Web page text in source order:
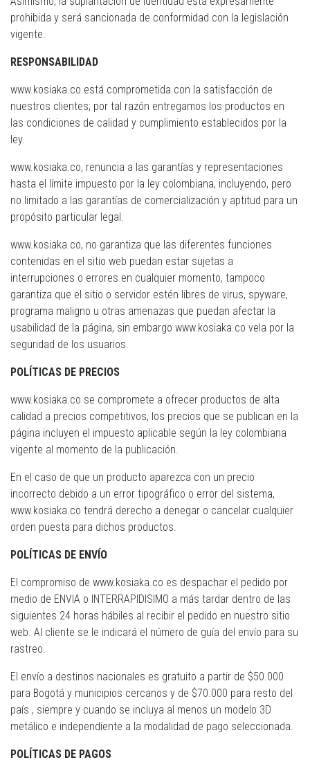
prohibida y será sancionada de conformidad con la legislación
vigente.
RESPONSABILIDAD
www.kosiaka.co está comprometida con la satisfacción de
nuestros clientes; por tal razón entregamos los productos en
las condiciones de calidad y cumplimiento establecidos por la
ley.
www.kosiaka.co, renuncia a las garantías y representaciones
hasta el límite impuesto por la ley colombiana, incluyendo, pero
no limitado a las garantías de comercialización y aptitud para un
propósito particular legal.
www.kosiaka.co, no garantiza que las diferentes funciones
contenidas en el sitio web puedan estar sujetas a
interrupciones o errores en cualquier momento, tampoco
garantiza que el sitio o servidor estén libres de virus, spyware,
programa maligno u otras amenazas que puedan afectar la
usabilidad de la página, sin embargo www.kosiaka.co vela por la
seguridad de los usuarios.
POLÍTICAS DE PRECIOS
www.kosiaka.co se compromete a ofrecer productos de alta
calidad a precios competitivos, los precios que se publican en la
página incluyen el impuesto aplicable según la ley colombiana
vigente al momento de la publicación.
En el caso de que un producto aparezca con un precio
incorrecto debido a un error tipográfico o error del sistema,
www.kosiaka.co tendrá derecho a denegar o cancelar cualquier
orden puesta para dichos productos.
POLÍTICAS DE ENVÍO
El compromiso de www.kosiaka.co es despachar el pedido por
medio de ENVIA o INTERRAPIDISIMO a más tardar dentro de las
siguientes 24 horas hábiles al recibir el pedido en nuestro sitio
web. Al cliente se le indicará el número de guía del envío para su
rastreo.
El envío a destinos nacionales es gratuito a partir de $50.000
para Bogotá y municipios cercanos y de $70.000 para resto del
país , siempre y cuando se incluya al menos un modelo 3D
metálico e independiente a la modalidad de pago seleccionada.
POLÍTICAS DE PAGOS